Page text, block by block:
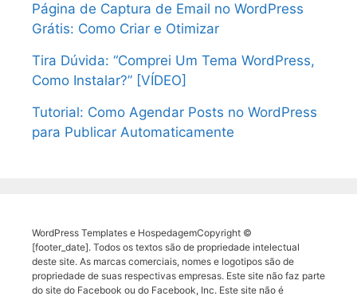
Página de Captura de Email no WordPress
Grátis: Como Criar e Otimizar
Tira Dúvida: “Comprei Um Tema WordPress,
Como Instalar?” [VÍDEO]
Tutorial: Como Agendar Posts no WordPress
para Publicar Automaticamente
WordPress Templates e HospedagemCopyright ©
[footer_date]. Todos os textos são de propriedade intelectual
deste site. As marcas comerciais, nomes e logotipos são de
propriedade de suas respectivas empresas. Este site não faz parte
do site do Facebook ou do Facebook, Inc. Este site não é